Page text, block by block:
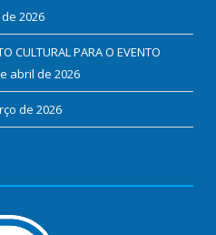
2026
CULTURAL PARA O EVENTO
abril de 2026
de 2026